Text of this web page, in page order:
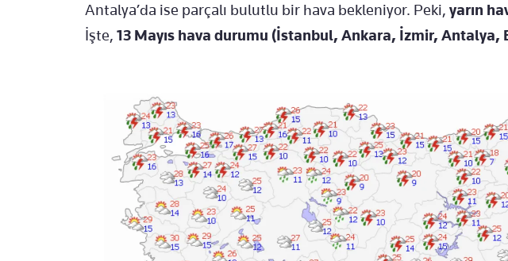
Antalya’da ise parçalı bulutlu bir hava bekleniyor. Peki, yarın
İşte, 13 Mayıs hava durumu (İstanbul, Ankara, İzmir, Antalya,